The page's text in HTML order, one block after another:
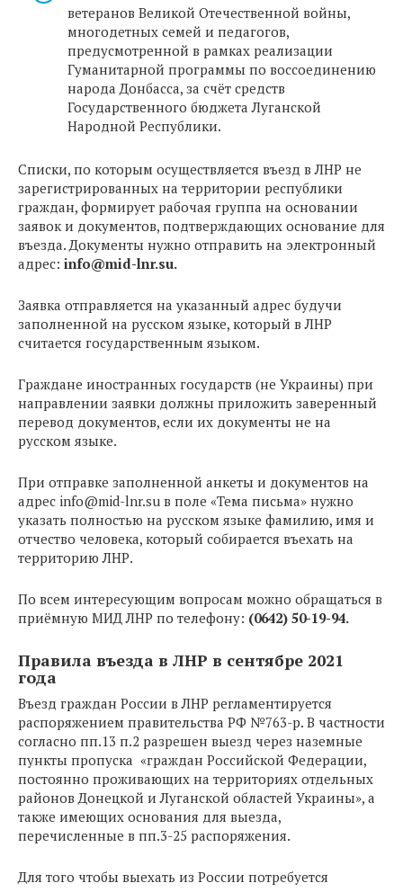
ветеранов Великой Отечественной войны,
многодетных семей и педагогов,
предусмотренной в рамках реализации
Гуманитарной программы по воссоединению
народа Донбасса, за счёт средств
Государственного бюджета Луганской
Народной Республики.
Списки, по которым осуществляется въезд в ЛНР не
зарегистрированных на территории рес­публики
граждан, формирует рабочая группа на основании
заявок и документов, подтверждающих основание для
въезда. Документы нужно отправить на электронный
адрес: info@mid-lnr.su.
Заявка отправляется на указанный адрес будучи
заполненной на русском языке, который в ЛНР
считается государственным языком.
Граждане иностранных государств (не Украины) при
направлении заявки должны приложить заверенный
перевод документов, если их документы не на
русском языке.
При отправке заполненной анкеты и документов на
адрес info@mid-lnr.su в поле «Тема письма» нужно
указать полностью на русском языке фамилию, имя и
отчество человека, который собирается въехать на
территорию ЛНР.
По всем интересующим вопросам можно обращаться в
приёмную МИД ЛНР по телефону: (0642) 50-19-94.
Правила въезда в ЛНР в сентябре 2021
года
Въезд граждан России в ЛНР регламентируется
распоряжением правительства РФ №763-р. В частности
согласно пп.13 п.2 разрешен выезд через наземные
пункты пропуска «граждан Российской Федерации,
постоянно проживающих на территориях отдельных
районов Донецкой и Луганской областей Украины», а
также имеющих основания для выезда,
перечисленные в пп.3-25 распоряжения.
Для того чтобы выехать из России потребуется